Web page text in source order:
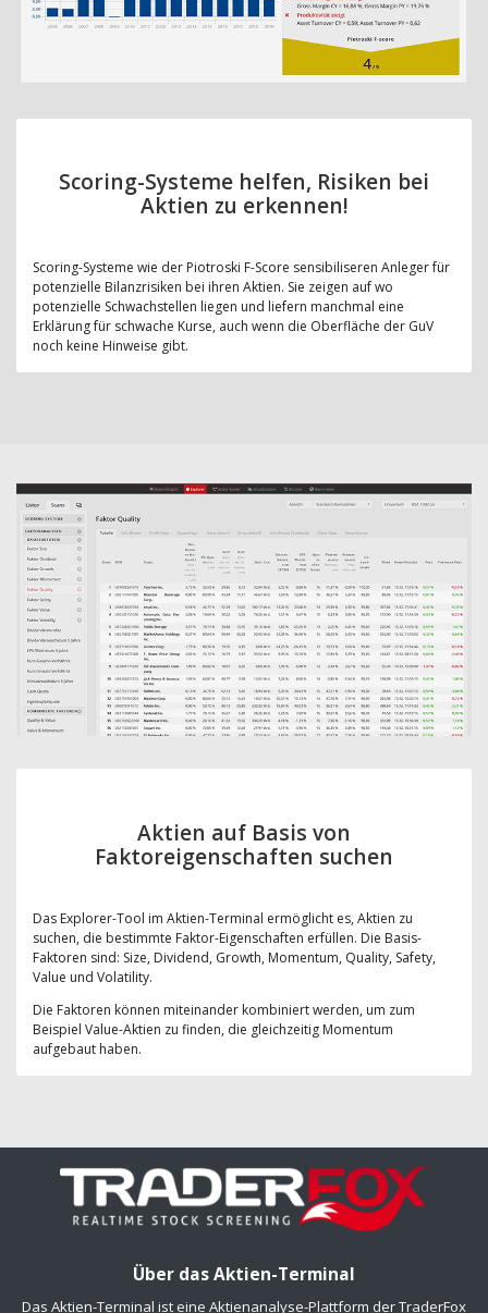
Scoring-Systeme helfen, Risiken bei
Aktien zu erkennen!
Scoring-Systeme wie der Piotroski F-Score sensibiliseren Anleger für
potenzielle Bilanzrisiken bei ihren Aktien. Sie zeigen auf wo
potenzielle Schwachstellen liegen und liefern manchmal eine
Erklärung für schwache Kurse, auch wenn die Oberfläche der GuV
noch keine Hinweise gibt.
Aktien auf Basis von
Faktoreigenschaften suchen
Das Explorer-Tool im Aktien-Terminal ermöglicht es, Aktien zu
suchen, die bestimmte Faktor-Eigenschaften erfüllen. Die Basis-
Faktoren sind: Size, Dividend, Growth, Momentum, Quality, Safety,
Value und Volatility.
Die Faktoren können miteinander kombiniert werden, um zum
Beispiel Value-Aktien zu finden, die gleichzeitig Momentum
aufgebaut haben.
Über das Aktien-Terminal
Das Aktien-Terminal ist eine Aktienanalyse-Plattform der TraderFox